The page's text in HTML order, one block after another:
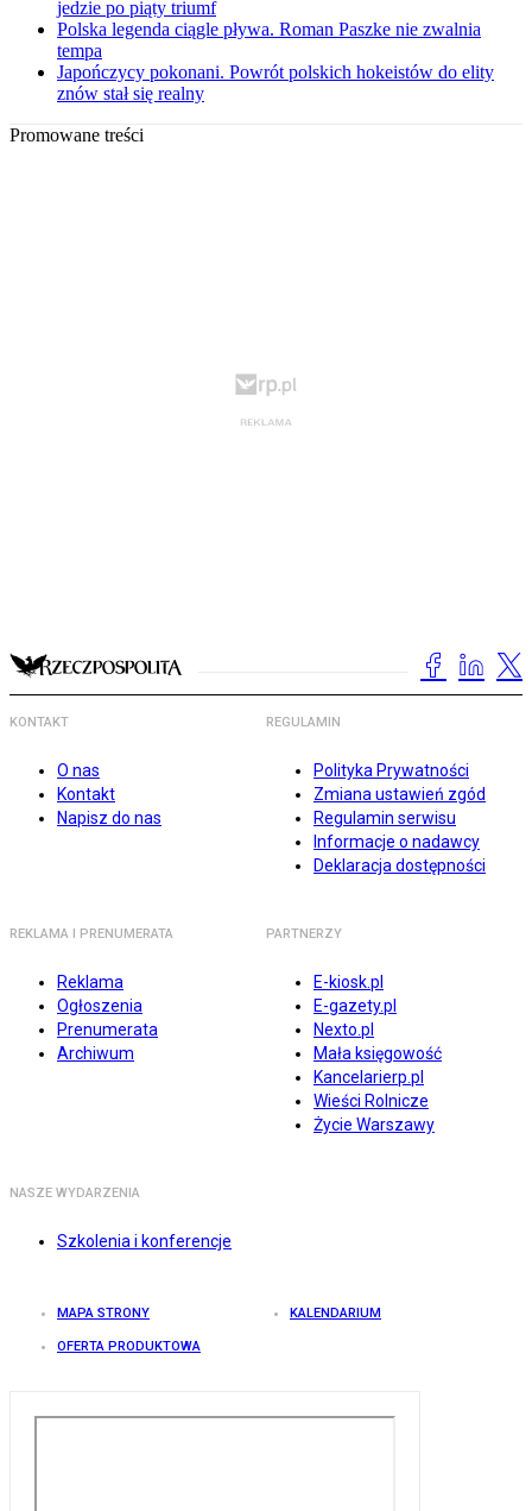
jedzie po piąty triumf
Polska legenda ciągle pływa. Roman Paszke nie zwalnia
tempa
Japończycy pokonani. Powrót polskich hokeistów do elity
znów stał się realny
Promowane treści
KONTAKT
O nas
Kontakt
Napisz do nas
REGULAMIN
Polityka Prywatności
Zmiana ustawień zgód
Regulamin serwisu
Informacje o nadawcy
Deklaracja dostępności
REKLAMA I PRENUMERATA
Reklama
Ogłoszenia
Prenumerata
Archiwum
PARTNERZY
E-kiosk.pl
E-gazety.pl
Nexto.pl
Mała księgowość
Kancelarierp.pl
Wieści Rolnicze
Życie Warszawy
NASZE WYDARZENIA
Szkolenia i konferencje
MAPA STRONY KALENDARIUM
OFERTA PRODUKTOWA